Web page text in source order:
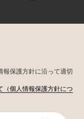
保護方針に沿って適切
（個人情報保護方針につ